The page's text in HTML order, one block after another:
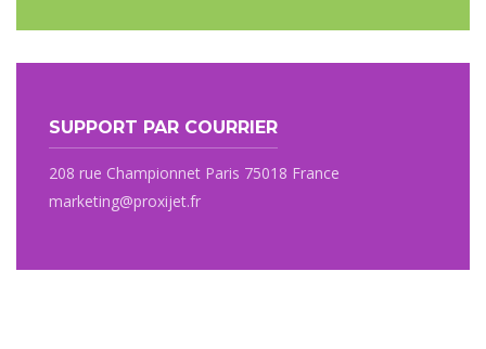
SUPPORT PAR COURRIER
208 rue Championnet Paris 75018 France
marketing@proxijet.fr